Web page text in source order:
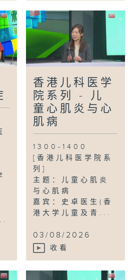
香港儿科医学
院系列 - 儿
童心肌炎与心
肌病
1300-1400
[香港儿科医学院系
列]
主题：儿童心肌炎
与心肌病
嘉宾：史卓医生(香
港大学儿童及青...
03/08/2026
收看